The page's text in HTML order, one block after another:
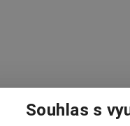
Souhlas s